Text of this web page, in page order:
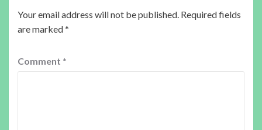
Your email address will not be published. Required fields
are marked*
Comment *